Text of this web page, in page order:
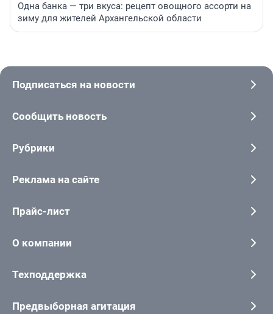
Одна банка — три вкуса: рецепт овощного ассорти на
зиму для жителей Архангельской области
Подписаться на новости
Сообщить новость
Рубрики
Реклама на сайте
Прайс-лист
О компании
Техподдержка
Предвыборная агитация